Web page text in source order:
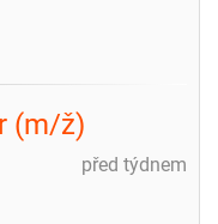
(m/ž)
před týdnem